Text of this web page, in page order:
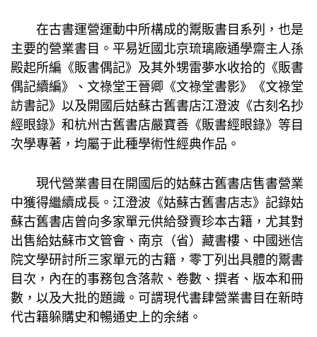
在古書運營運動中所構成的鬻販書目系列，也是
主要的營業書目。平易近國北京琉璃廠通學齋主人孫
殿起所編《販書偶記》及其外甥雷夢水收拾的《販書
偶記續編》、文祿堂王晉卿《文祿堂書影》《文祿堂
訪書記》以及開國后姑蘇古舊書店江澄波《古刻名抄
經眼錄》和杭州古舊書店嚴寶善《販書經眼錄》等目
次學專著，均屬于此種學術性經典作品。
現代營業書目在開國后的姑蘇古舊書店售書營業
中獲得繼續成長。江澄波《姑蘇古舊書店志》記錄姑
蘇古舊書店曾向多家單元供給發賣珍本古籍，尤其對
出售給姑蘇市文管會、南京（省）藏書樓、中國迷信
院文學研討所三家單元的古籍，零丁列出具體的鬻書
目次，內在的事務包含落款、卷數、撰者、版本和冊
數，以及大批的題識。可謂現代書肆營業書目在新時
代古籍躲購史和暢通史上的余緒。